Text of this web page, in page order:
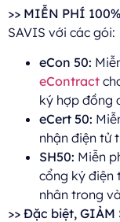
>> MIỄN PHÍ 100%
SAVIS với các gói:
eCon 50:
eContract
ký hợp đồng
eCert 50:
nhận điện tử
SH50: Miễn
cổng ký điện
nhân trong
>> Đặc biệt, GIẢM